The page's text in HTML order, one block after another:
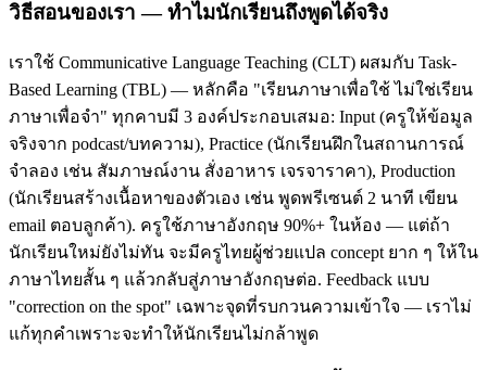
วิธีสอนของเรา — ทำไมนักเรียนถึงพูดได้จริง
เราใช้ Communicative Language Teaching (CLT) ผสมกับ Task-
Based Learning (TBL) — หลักคือ "เรียนภาษาเพื่อใช้ ไม่ใช่เรียน
ภาษาเพื่อจำ" ทุกคาบมี 3 องค์ประกอบเสมอ: Input (ครูให้ข้อมูล
จริงจาก podcast/บทความ), Practice (นักเรียนฝึกในสถานการณ์
จำลอง เช่น สัมภาษณ์งาน สั่งอาหาร เจรจาราคา), Production
(นักเรียนสร้างเนื้อหาของตัวเอง เช่น พูดพรีเซนต์ 2 นาที เขียน
email ตอบลูกค้า). ครูใช้ภาษาอังกฤษ 90%+ ในห้อง — แต่ถ้า
นักเรียนใหม่ยังไม่ทัน จะมีครูไทยผู้ช่วยแปล concept ยาก ๆ ให้ใน
ภาษาไทยสั้น ๆ แล้วกลับสู่ภาษาอังกฤษต่อ. Feedback แบบ
"correction on the spot" เฉพาะจุดที่รบกวนความเข้าใจ — เราไม่
แก้ทุกคำเพราะจะทำให้นักเรียนไม่กล้าพูด